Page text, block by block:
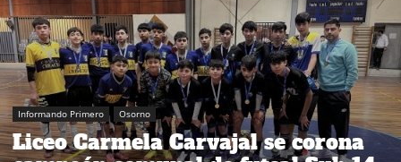
Informando Primero Osorno
Liceo Carmela Carvajal se corona